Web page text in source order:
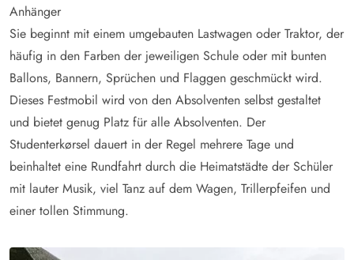
Anhänger
Sie beginnt mit einem umgebauten Lastwagen oder Traktor, der
häufig in den Farben der jeweiligen Schule oder mit bunten
Ballons, Bannern, Sprüchen und Flaggen geschmückt wird.
Dieses Festmobil wird von den Absolventen selbst gestaltet
und bietet genug Platz für alle Absolventen. Der
Studenterkørsel dauert in der Regel mehrere Tage und
beinhaltet eine Rundfahrt durch die Heimatstädte der Schüler
mit lauter Musik, viel Tanz auf dem Wagen, Trillerpfeifen und
einer tollen Stimmung.